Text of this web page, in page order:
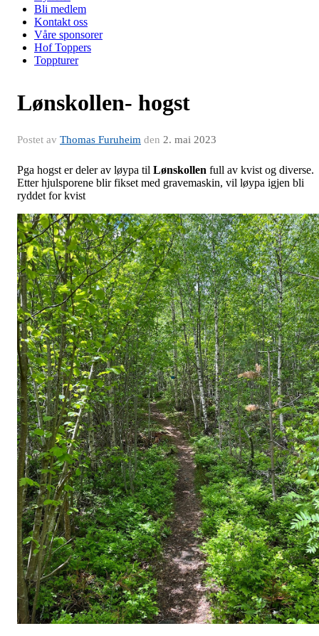
Bli medlem
Kontakt oss
Våre sponsorer
Hof Toppers
Toppturer
Lønskollen- hogst
Postet av Thomas Furuheim den 2. mai 2023
Pga hogst er deler av løypa til Lønskollen full av kvist og diverse.
Etter hjulsporene blir fikset med gravemaskin, vil løypa igjen bli
ryddet for kvist